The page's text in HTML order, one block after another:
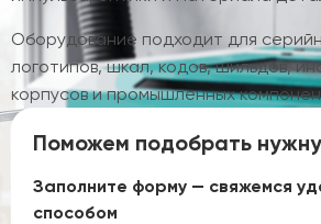
Оборудование подходит для
логотипов, шкал, кодов, шильдов,
корпусов и промышленных
Поможем подобрать
Заполните форму — свяжемся
способом